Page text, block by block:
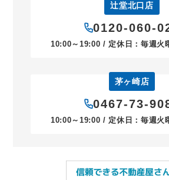
辻堂北口店
0120-060-
10:00～19:00 / 定休日：毎週火
茅ヶ崎店
0467-73-
10:00～19:00 / 定休日：毎週火